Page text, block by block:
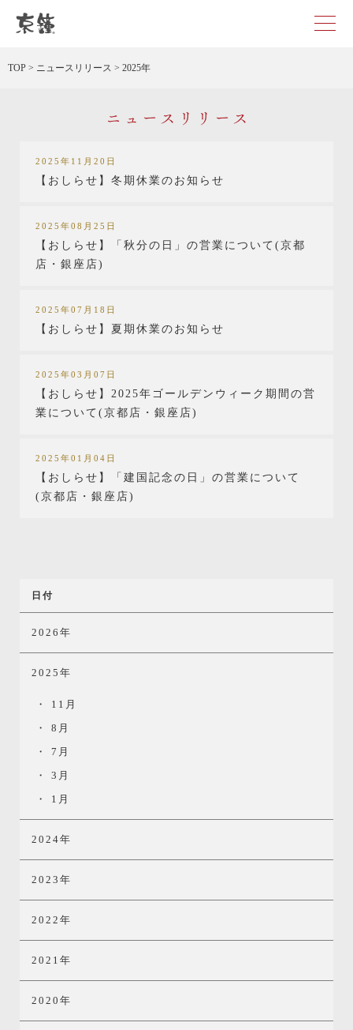
TOP > ニュースリリース > 2025年
2025年11月20日
【おしらせ】冬期休業のお知らせ
2025年08月25日
【おしらせ】「秋分の日」の営業について(京都
店・銀座店)
2025年07月18日
【おしらせ】夏期休業のお知らせ
2025年03月07日
【おしらせ】2025年ゴールデンウィーク期間の営
業について(京都店・銀座店)
2025年01月04日
【おしらせ】「建国記念の日」の営業について
(京都店・銀座店)
日付
2026年
2025年
11月
8月
7月
3月
1月
2024年
2023年
2022年
2021年
2020年